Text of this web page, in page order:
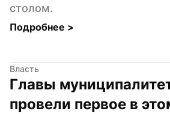
столом.
Подробнее >
Власть
Главы
провели первое в